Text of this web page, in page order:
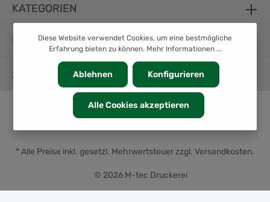
KATEGORIEN
INFORMATION
SERVICE
© 2026 M-tec Druckerei
* Alle Preise inkl. gesetzl. Mehrwertsteuer zzgl. Versandkosten.
Diese Website verwendet Cookies, um eine bestmögliche
Erfahrung bieten zu können. Mehr Informationen ...
Ablehnen Konfigurieren
Alle Cookies akzeptieren